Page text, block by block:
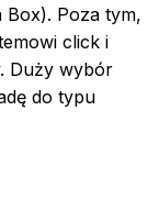
Poza tym,
click i
Duży wybór
do typu